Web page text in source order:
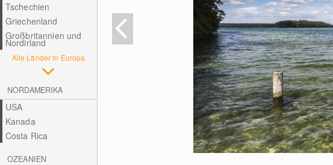
Tschechien
Griechenland
Großbritannien und
Nordirland
Alle Länder in Europa
NORDAMERIKA
USA
Kanada
Costa Rica
OZEANIEN